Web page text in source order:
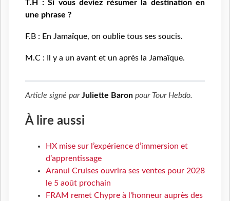
T.H : Si vous deviez résumer la destination en
une phrase ?
F.B : En Jamaïque, on oublie tous ses soucis.
M.C : Il y a un avant et un après la Jamaïque.
Article signé parJuliette Baron pour Tour Hebdo.
À lire aussi
HX mise sur l’expérience d’immersion et
d’apprentissage
Aranui Cruises ouvrira ses ventes pour 2028
le 5 août prochain
FRAM remet Chypre à l'honneur auprès des